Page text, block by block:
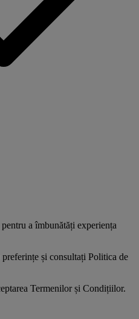
a îmbunătăți experiența
preferințe și consultați Politica de
Termenilor și Condițiilor.